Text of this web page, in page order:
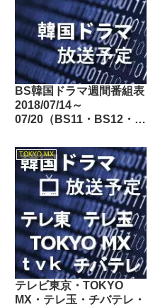
BS韓国ドラマ週間番組表
2018/07/14～
07/20（BS11・BS12・
TOKYO MX
テレビ東京・TOKYO
MX・テレ玉・チバテレ・